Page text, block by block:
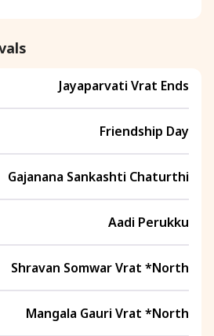
Jayaparvati Vrat Ends
Friendship Day
Gajanana Sankashti Chaturthi
Aadi Perukku
Shravan Somwar Vrat *North
Mangala Gauri Vrat *North